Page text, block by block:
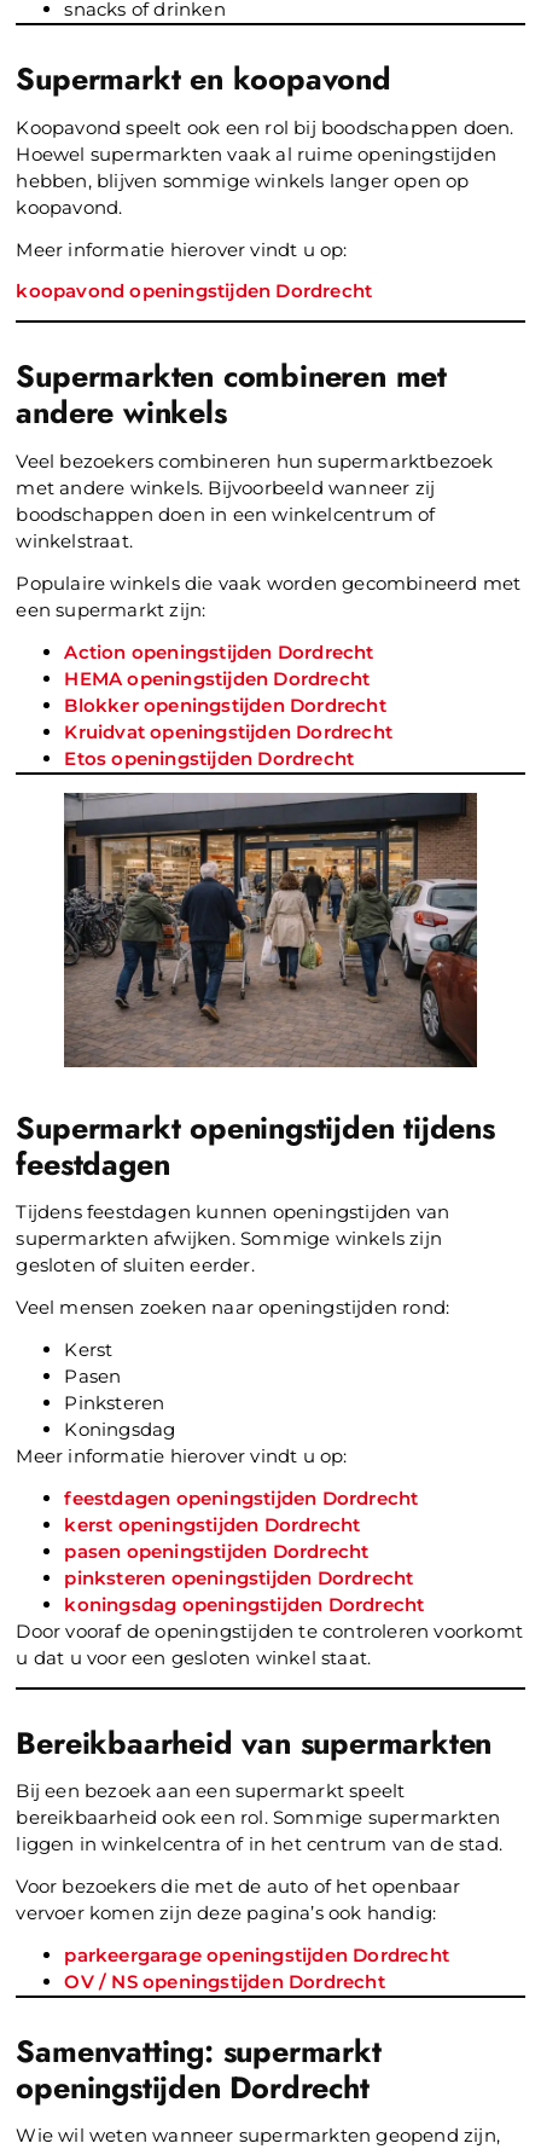
snacks of drinken
Supermarkt en koopavond
Koopavond speelt ook een rol bij boodschappen doen.
Hoewel supermarkten vaak al ruime openingstijden
hebben, blijven sommige winkels langer open op
koopavond.
Meer informatie hierover vindt u op:
koopavond openingstijden Dordrecht
Supermarkten combineren met
andere winkels
Veel bezoekers combineren hun supermarktbezoek
met andere winkels. Bijvoorbeeld wanneer zij
boodschappen doen in een winkelcentrum of
winkelstraat.
Populaire winkels die vaak worden gecombineerd met
een supermarkt zijn:
Action openingstijden Dordrecht
HEMA openingstijden Dordrecht
Blokker openingstijden Dordrecht
Kruidvat openingstijden Dordrecht
Etos openingstijden Dordrecht
Supermarkt openingstijden tijdens
feestdagen
Tijdens feestdagen kunnen openingstijden van
supermarkten afwijken. Sommige winkels zijn
gesloten of sluiten eerder.
Veel mensen zoeken naar openingstijden rond:
Kerst
Pasen
Pinksteren
Koningsdag
Meer informatie hierover vindt u op:
feestdagen openingstijden Dordrecht
kerst openingstijden Dordrecht
pasen openingstijden Dordrecht
pinksteren openingstijden Dordrecht
koningsdag openingstijden Dordrecht
Door vooraf de openingstijden te controleren voorkomt
u dat u voor een gesloten winkel staat.
Bereikbaarheid van supermarkten
Bij een bezoek aan een supermarkt speelt
bereikbaarheid ook een rol. Sommige supermarkten
liggen in winkelcentra of in het centrum van de stad.
Voor bezoekers die met de auto of het openbaar
vervoer komen zijn deze pagina’s ook handig:
parkeergarage openingstijden Dordrecht
OV / NS openingstijden Dordrecht
Samenvatting: supermarkt
openingstijden Dordrecht
Wie wil weten wanneer supermarkten geopend zijn,